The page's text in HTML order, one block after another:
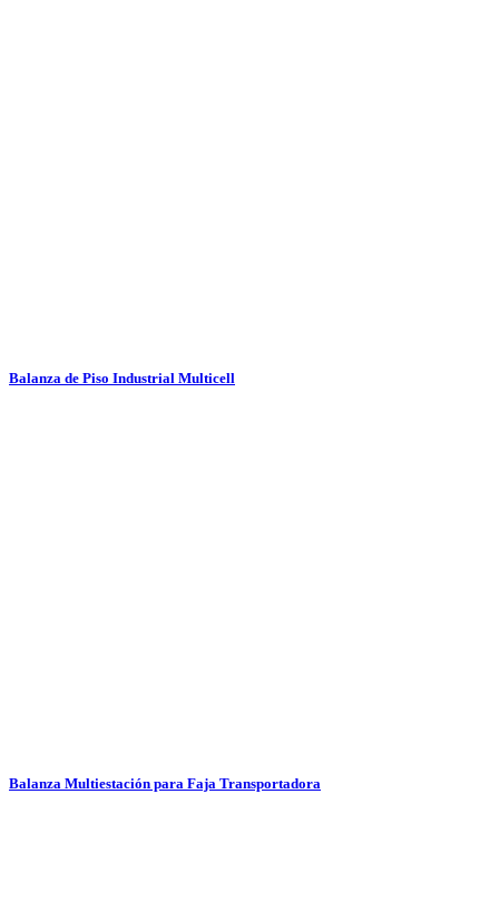
Balanza de Piso Industrial Multicell
Balanza Multiestación para Faja Transportadora